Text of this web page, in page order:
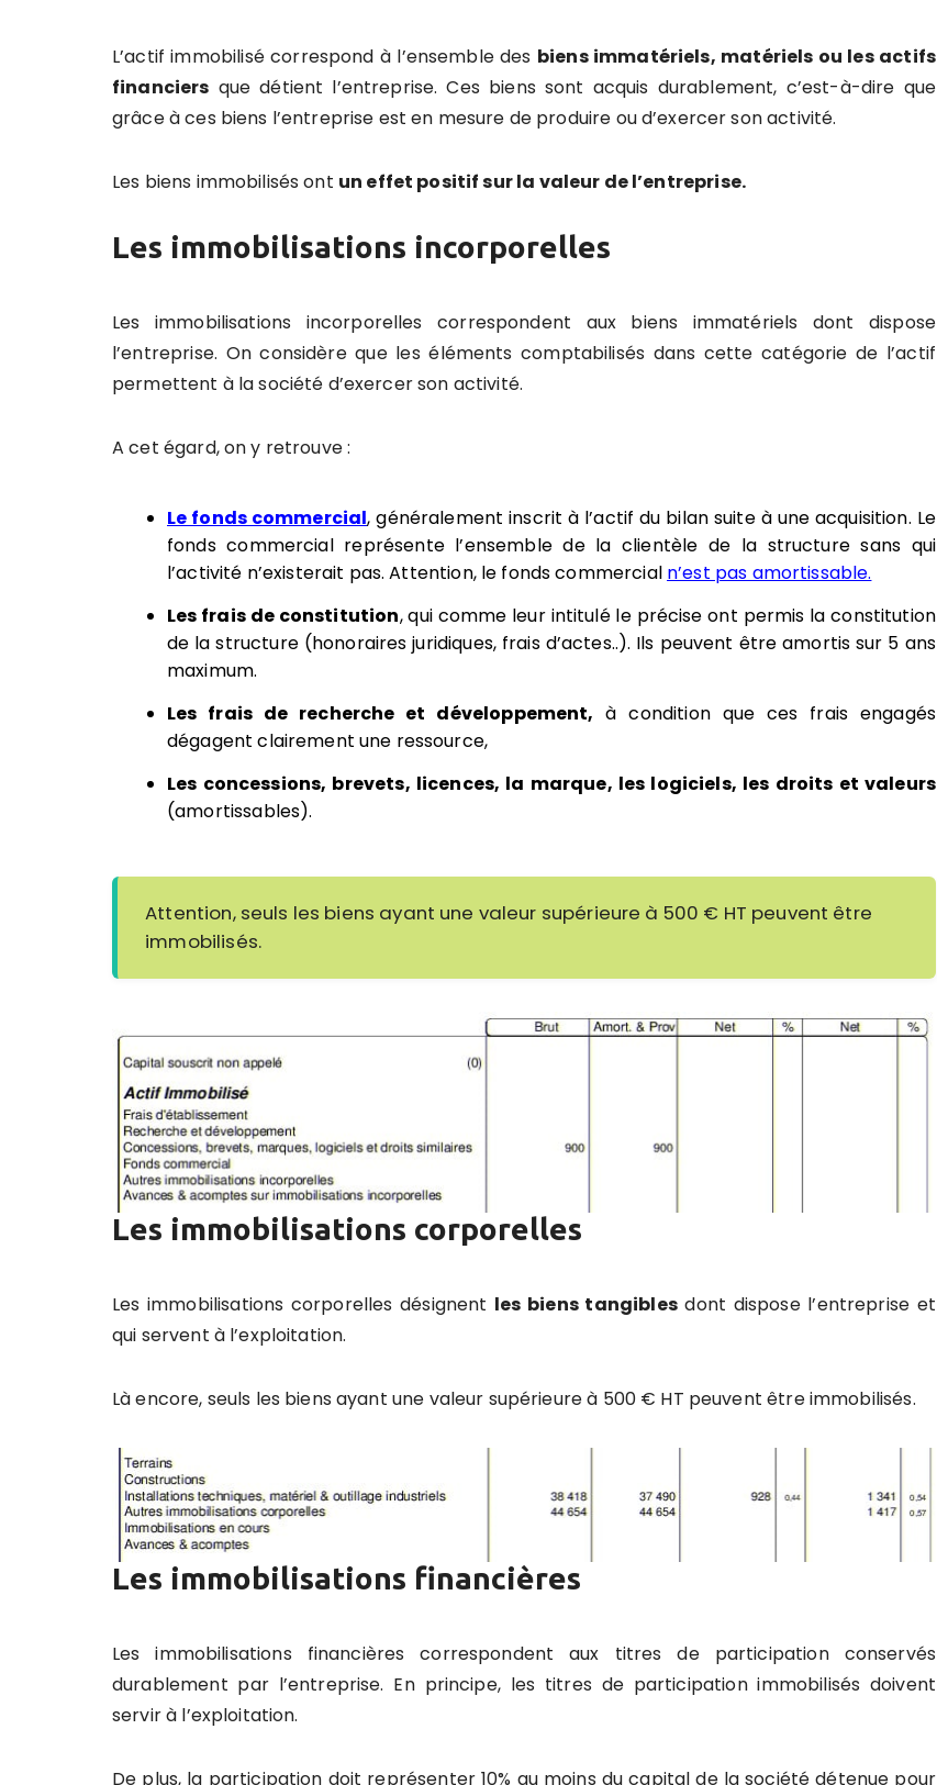
L’actif immobilisé correspond à l’ensemble des biens immatériels, matériels ou les actifs
financiers que détient l’entreprise. Ces biens sont acquis durablement, c’est-à-dire que
grâce à ces biens l’entreprise est en mesure de produire ou d’exercer son activité.
Les biens immobilisés ont un effet positif sur la valeur de l’entreprise.
Les immobilisations incorporelles
Les immobilisations incorporelles correspondent aux biens immatériels dont dispose
l’entreprise. On considère que les éléments comptabilisés dans cette catégorie de l’actif
permettent à la société d’exercer son activité.
A cet égard, on y retrouve :
Le fonds commercial, généralement inscrit à l’actif du bilan suite à une acquisition. Le
fonds commercial représente l’ensemble de la clientèle de la structure sans qui
l’activité n’existerait pas. Attention, le fonds commercial n’est pas amortissable.
Les frais de constitution, qui comme leur intitulé le précise ont permis la constitution
de la structure (honoraires juridiques, frais d’actes..). Ils peuvent être amortis sur 5 ans
maximum.
Les frais de recherche et développement, à condition que ces frais engagés
dégagent clairement une ressource,
Les concessions, brevets, licences, la marque, les logiciels, les droits et valeurs
(amortissables).
Attention, seuls les biens ayant une valeur supérieure à 500 € HT peuvent être
immobilisés.
Les immobilisations corporelles
Les immobilisations corporelles désignent les biens tangiblesdont dispose l’entreprise et
qui servent à l’exploitation.
Là encore, seuls les biens ayant une valeur supérieure à 500 € HT peuvent être immobilisés.
Les immobilisations financières
Les immobilisations financières correspondent aux titres de participation conservés
durablement par l’entreprise. En principe, les titres de participation immobilisés doivent
servir à l’exploitation.
De plus, la participation doit représenter 10% au moins du capital de la société détenue pour